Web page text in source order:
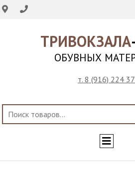
ТРИВОКЗАЛА
ОБУВНЫХ
т. 8 (916) 224